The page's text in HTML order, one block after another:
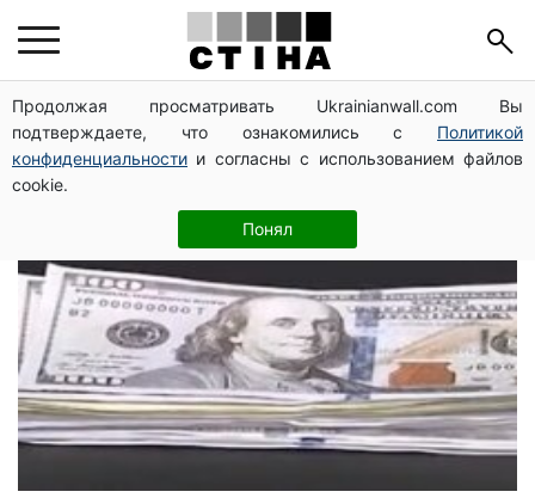
Продолжая просматривать Ukrainianwall.com Вы
подтверждаете, что ознакомились с Политикой
конфиденциальности и согласны с использованием файлов
cookie.
Понял
валютный рынок